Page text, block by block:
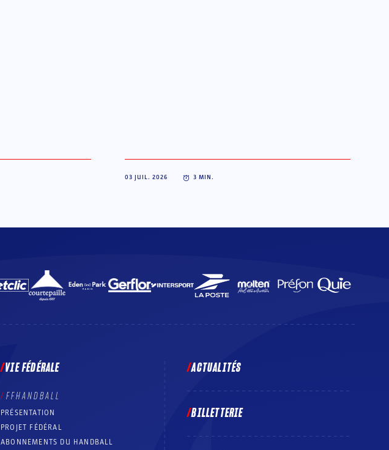
03 JUIL. 2026 3 MIN.
VIE FÉDÉRALE
FFHANDBALL
PRÉSENTATION
PROJET FÉDÉRAL
ABONNEMENTS DU HANDBALL
ACTUALITÉS
BILLETTERIE